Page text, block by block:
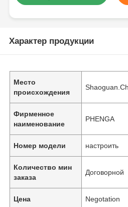
Характер продукции
Место
происхождения
Фирменное
наименование
PHENGA
Номер модели настроить
Количество мин
заказа
Договорной
Цена Negotation